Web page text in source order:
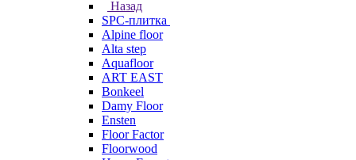
Назад
SPC-плитка
Alpine floor
Alta step
Aquafloor
ART EAST
Bonkeel
Damy Floor
Ensten
Floor Factor
Floorwood